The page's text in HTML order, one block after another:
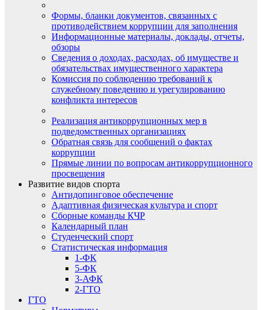
Формы, бланки документов, связанных с
противодействием коррупции для заполнения
Информационные материалы, доклады, отчеты,
обзоры
Сведения о доходах, расходах, об имуществе и
обязательствах имущественного характера
Комиссия по соблюдению требований к
служебному поведению и урегулированию
конфликта интересов
Реализация антикоррупционных мер в
подведомственных организациях
Обратная связь для сообщений о фактах
коррупции
Прямые линии по вопросам антикоррупционного
просвещения
Развитие видов спорта
Антидопинговое обеспечение
Адаптивная физическая культура и спорт
Сборные команды КЧР
Календарный план
Студенческий спорт
Статистическая информация
1-ФК
5-ФК
3-АФК
2-ГТО
ГТО